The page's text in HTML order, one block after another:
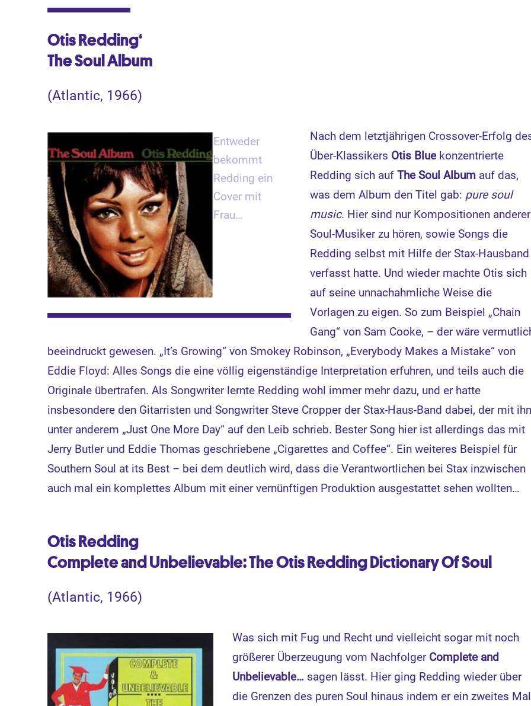
Otis Redding‘
The Soul Album
(Atlantic, 1966)
Entweder
bekommt
Redding ein
Cover mit
Frau…
Nach dem letztjährigen Crossover-Erfolg
Über-Klassikers Otis Bluekonzentrierte
Redding sich aufThe Soul Album auf das,
was dem Album den Titel gab: pure soul
music. Hier sind nur Kompositionen anderer
Soul-Musiker zu hören, sowie Songs die
Redding selbst mit Hilfe der Stax-Hausband
verfasst hatte. Und wieder machte Otis sich
auf seine unnachahmliche Weise die
Vorlagen zu eigen. So zum Beispiel „Chain
Gang“ von Sam Cooke, – der wäre
beeindruckt gewesen. „It’s Growing“ von Smokey Robinson, „Everybody Makes a Mistake“ von
Eddie Floyd: Alles Songs die eine völlig eigenständige Interpretation erfuhren, und teils auch die
Originale übertrafen. Als Songwriter lernte Redding wohl immer mehr dazu, und er hatte
insbesondere den Gitarristen und Songwriter Steve Cropper der Stax-Haus-Band dabei, der mit
unter anderem „Just One More Day“ auf den Leib schrieb. Bester Song hier ist allerdings das mit
Jerry Butler und Eddie Thomas geschriebene „Cigarettes and Coffee“. Ein weiteres Beispiel für
Southern Soul at its Best – bei dem deutlich wird, dass die Verantwortlichen bei Stax inzwischen
auch mal ein komplettes Album mit einer vernünftigen Produktion ausgestattet sehen wollten…
Otis Redding
Complete and Unbelievable: The Otis Redding Dictionary Of Soul
(Atlantic, 1966)
Was sich mit Fug und Recht und vielleicht sogar mit noch
größerer Überzeugung vom Nachfolger Complete and
Unbelievable… sagen lässt. Hier ging Redding wieder über
die Grenzen des puren Soul hinaus indem er ein zweites Mal